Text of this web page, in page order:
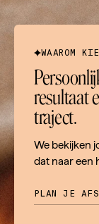
WAAROM
resultaat
traject.
We bekijken
dat naar een
PLAN JE